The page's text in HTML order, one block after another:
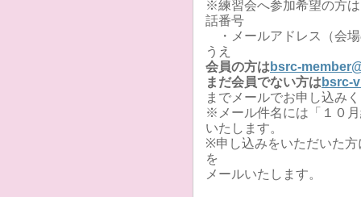
※練習会へ参加希望の方
話番号
・メールアドレス（会
うえ
会員の方は bsrc-
まだ会員でない方は bsrc-
までメールでお申し込み
※メール件名には「１０
いたします。
※申し込みをいただいた
を
メールいたします。